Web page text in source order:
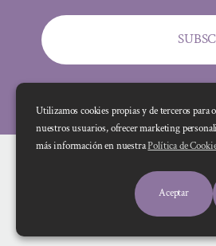
Utilizamos cookies propias y de terceros para
nuestros usuarios, ofrecer marketing
más información en nuestraPolítica de
Aceptar